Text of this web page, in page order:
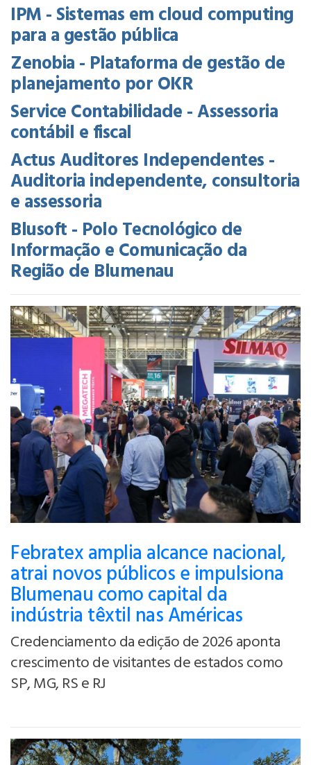
IPM - Sistemas em cloud computing
para a gestão pública
Zenobia - Plataforma de gestão de
planejamento por OKR
Service Contabilidade - Assessoria
contábil e fiscal
Actus Auditores Independentes -
Auditoria independente, consultoria
e assessoria
Blusoft - Polo Tecnológico de
Informação e Comunicação da
Região de Blumenau
Febratex amplia alcance nacional,
atrai novos públicos e impulsiona
Blumenau como capital da
indústria têxtil nas Américas
Credenciamento da edição de 2026 aponta
crescimento de visitantes de estados como
SP, MG, RS e RJ